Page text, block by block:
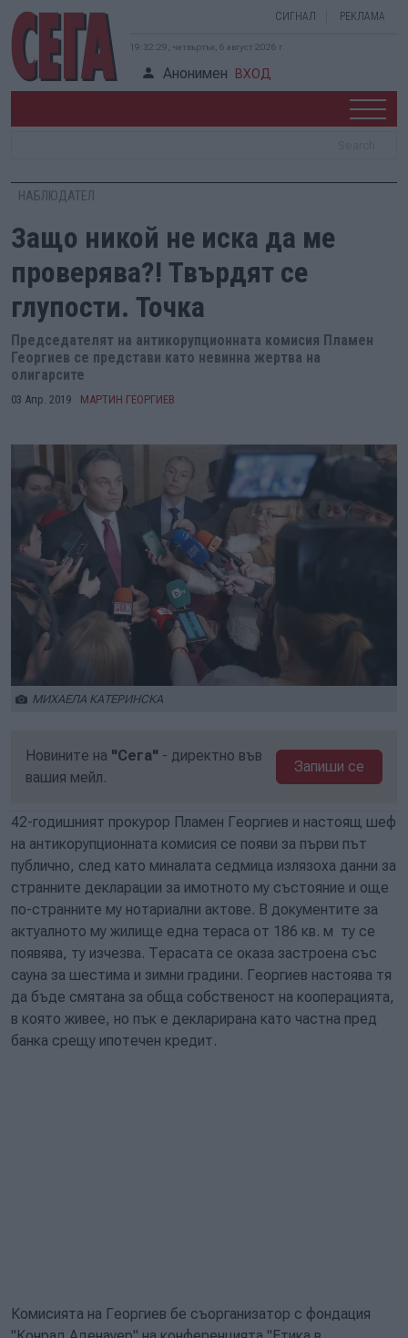
СИГНАЛ РЕКЛАМА
19:32:29, четвъртък, 6 август 2026 г.
Анонимен ВХОД
НАБЛЮДАТЕЛ
Защо никой не иска да ме
проверява?! Твърдят се
глупости. Точка
Председателят на антикорупционната комисия Пламен
Георгиев се представи като невинна жертва на
олигарсите
03 Апр. 2019 МАРТИН ГЕОРГИЕВ
МИХАЕЛА КАТЕРИНСКА
Новините на "Сега" - директно във
вашия мейл.
Запиши се
42-годишният прокурор Пламен Георгиев и настоящ шеф
на антикорупционната комисия се появи за първи път
публично, след като миналата седмица излязоха данни за
странните декларации за имотното му състояние и още
по-странните му нотариални актове. В документите за
актуалното му жилище една тераса от 186 кв. м ту се
появява, ту изчезва. Терасата се оказа застроена със
сауна за шестима и зимни градини. Георгиев настоява тя
да бъде смятана за обща собственост на кооперацията,
в която живее, но пък е декларирана като частна пред
банка срещу ипотечен кредит.
Комисията на Георгиев бе съорганизатор с фондация